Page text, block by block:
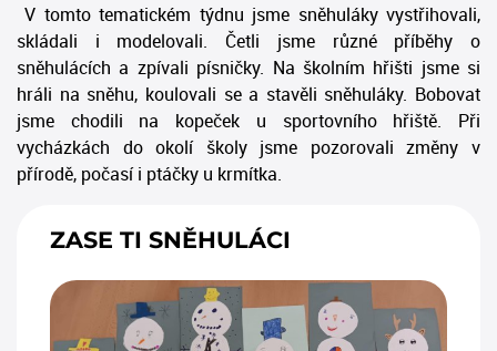
V tomto tematickém týdnu jsme sněhuláky vystřihovali,
skládali i modelovali. Četli jsme různé příběhy o
sněhulácích a zpívali písničky. Na školním hřišti jsme si
hráli na sněhu, koulovali se a stavěli sněhuláky. Bobovat
jsme chodili na kopeček u sportovního hřiště. Při
vycházkách do okolí školy jsme pozorovali změny v
přírodě, počasí i ptáčky u krmítka.
ZASE TI SNĚHULÁCI